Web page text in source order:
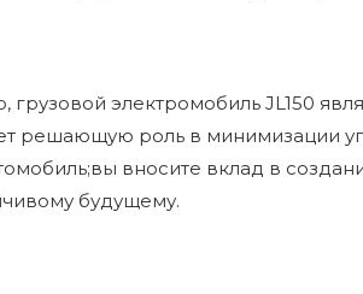
электромобиль JL150
решающую роль в минимизации
вносите вклад в
будущему.